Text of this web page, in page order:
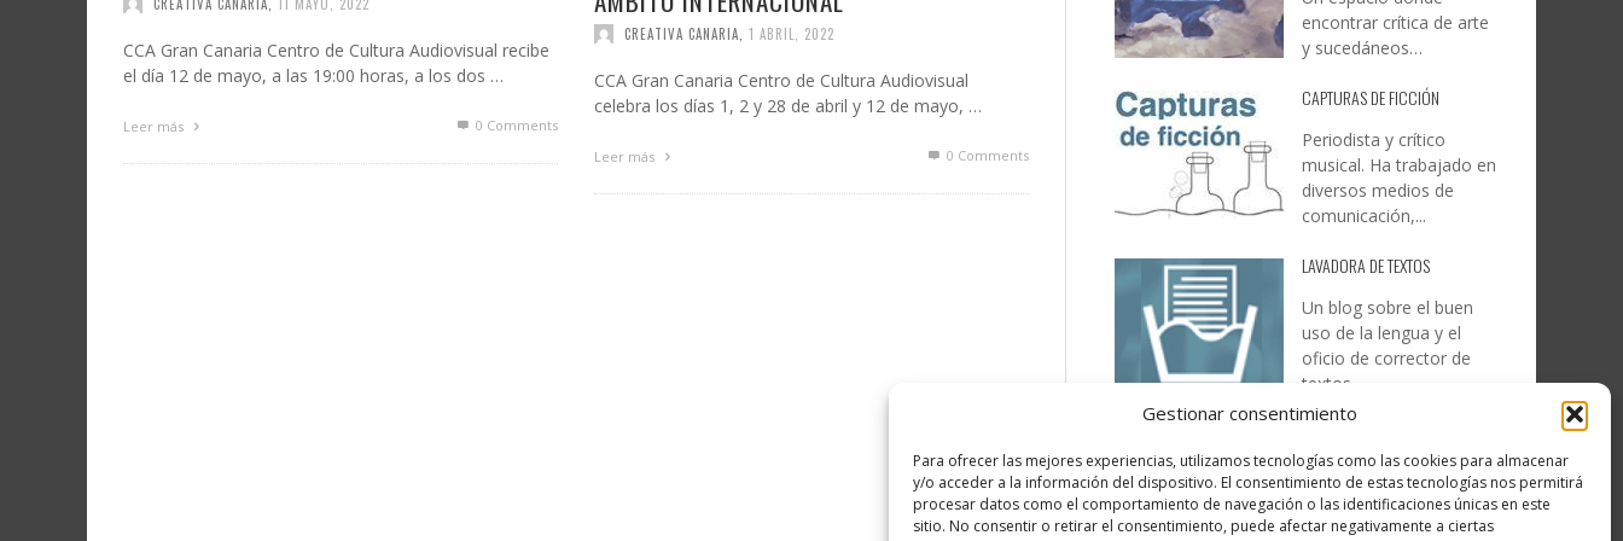
Gestionar consentimiento
Para ofrecer las mejores experiencias, utilizamos tecnologías como las cookies para almacenar
y/o acceder a la información del dispositivo. El consentimiento de estas tecnologías nos permitirá
procesar datos como el comportamiento de navegación o las identificaciones únicas en este
sitio. No consentir o retirar el consentimiento, puede afectar negativamente a ciertas
CCA Gran Canaria Centro de Cultura Audiovisual recibe
el día 12 de mayo, a las 19:00 horas, a los dos …
Leer más 0 Comments
CREATIVA CANARIA 1 ABRIL, 2022
CCA Gran Canaria Centro de Cultura Audiovisual
celebra los días 1, 2 y 28 de abril y 12 de mayo, …
Leer más 0 Comments
encontrar crítica de arte
y sucedáneos…
CAPTURAS DE FICCIÓN
Periodista y crítico
musical. Ha trabajado en
diversos medios de
comunicación,...
LAVADORA DE TEXTOS
Un blog sobre el buen
uso de la lengua y el
oficio de corrector de
textos…
…la realidad, es que cada
día es más complicado
realizar esos temas…